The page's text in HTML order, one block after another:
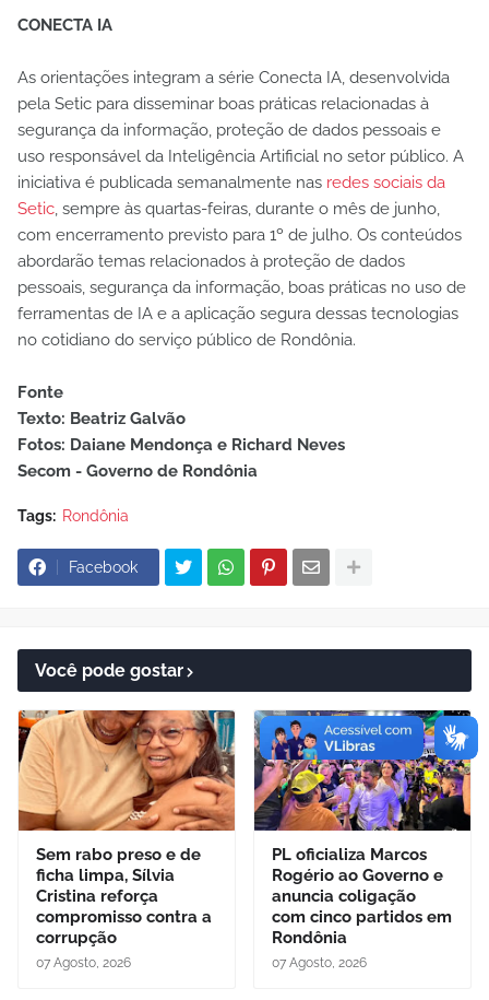
CONECTA IA
As orientações integram a série Conecta IA, desenvolvida
pela Setic para disseminar boas práticas relacionadas à
segurança da informação, proteção de dados pessoais e
uso responsável da Inteligência Artificial no setor público. A
iniciativa é publicada semanalmente nas redes sociais da
Setic, sempre às quartas-feiras, durante o mês de junho,
com encerramento previsto para 1º de julho. Os conteúdos
abordarão temas relacionados à proteção de dados
pessoais, segurança da informação, boas práticas no uso de
ferramentas de IA e a aplicação segura dessas tecnologias
no cotidiano do serviço público de Rondônia.
Fonte
Texto: Beatriz Galvão
Fotos: Daiane Mendonça e Richard Neves
Secom - Governo de Rondônia
Tags: Rondônia
Facebook
Você pode gostar
Sem rabo preso e de
ficha limpa, Sílvia
Cristina reforça
compromisso contra a
corrupção
07 Agosto, 2026
PL oficializa Marcos
Rogério ao Governo e
anuncia coligação
com cinco partidos em
Rondônia
07 Agosto, 2026